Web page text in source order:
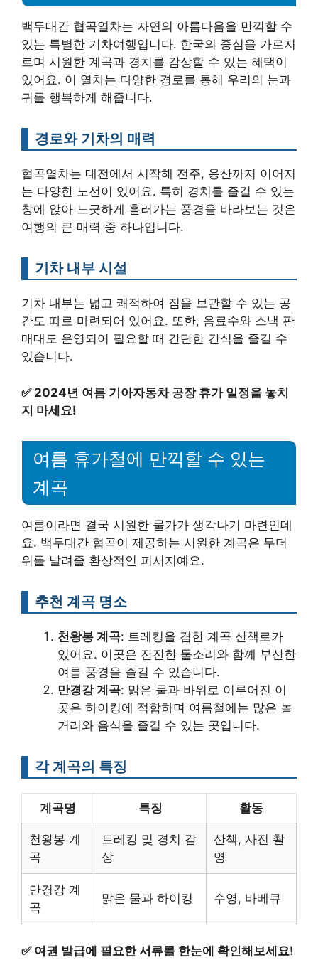
백두대간 협곡열차는 자연의 아름다움을 만끽할 수
있는 특별한 기차여행입니다. 한국의 중심을 가로지
르며 시원한 계곡과 경치를 감상할 수 있는 혜택이
있어요. 이 열차는 다양한 경로를 통해 우리의 눈과
귀를 행복하게 해줍니다.
경로와 기차의 매력
협곡열차는 대전에서 시작해 전주, 용산까지 이어지
는 다양한 노선이 있어요. 특히 경치를 즐길 수 있는
창에 앉아 느긋하게 흘러가는 풍경을 바라보는 것은
여행의 큰 매력 중 하나입니다.
기차 내부 시설
기차 내부는 넓고 쾌적하여 짐을 보관할 수 있는 공
간도 따로 마련되어 있어요. 또한, 음료수와 스낵 판
매대도 운영되어 필요할 때 간단한 간식을 즐길 수
있습니다.
✅ 2024년 여름 기아자동차 공장 휴가 일정을 놓치
지 마세요!
여름 휴가철에 만끽할 수 있는
계곡
여름이라면 결국 시원한 물가가 생각나기 마련인데
요. 백두대간 협곡이 제공하는 시원한 계곡은 무더
위를 날려줄 환상적인 피서지예요.
추천 계곡 명소
천왕봉 계곡: 트레킹을 겸한 계곡 산책로가
있어요. 이곳은 잔잔한 물소리와 함께 부산한
여름 풍경을 즐길 수 있습니다.
만경강 계곡: 맑은 물과 바위로 이루어진 이
곳은 하이킹에 적합하며 여름철에는 많은 놀
거리와 음식을 즐길 수 있는 곳입니다.
각 계곡의 특징
계곡명 특징 활동
천왕봉 계
곡
트레킹 및 경치 감
상
산책, 사진 촬
영
만경강 계
곡
맑은 물과 하이킹 수영, 바베큐
✅ 여권 발급에 필요한 서류를 한눈에 확인해보세요!